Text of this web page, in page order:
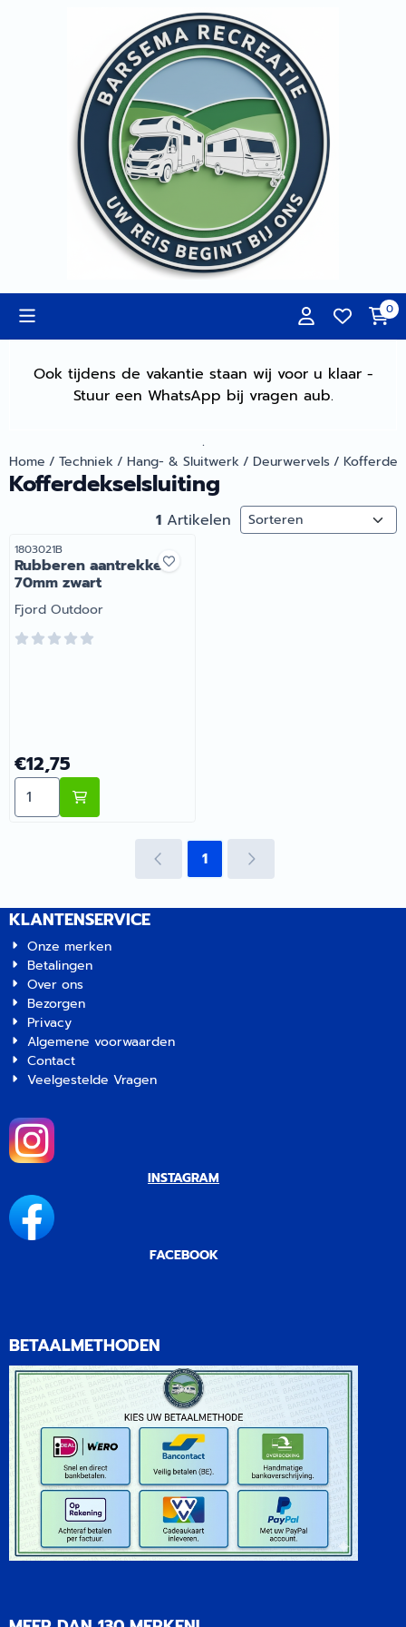
Cookievoorkeuren zijn momenteel gesloten.
0
Ook tijdens de vakantie staan wij voor u klaar -
Stuur een WhatsApp bij vragen aub.
.
Home / Techniek/ Hang- & Sluitwerk/ Deurwervels/
Kofferdekselsluiting
1 Artikelen Sorteermethode
Artikelnummer
1803021B
Rubberen aantrekker
70mm zwart
Merk:
Fjord Outdoor
Prijs: 12,75
€12,75
Aantal kiezen voor Rubberen aantrekker 70mm zwart
1
KLANTENSERVICE
Onze merken
Betalingen
Over ons
Bezorgen
Privacy
Algemene voorwaarden
Contact
Veelgestelde Vragen
INSTAGRAM
FACEBOOK
BETAALMETHODEN